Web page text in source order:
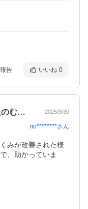
告 いいね 0
リピートです。程よい圧縮で、足のむくみ… 2025/9/30
rio********さん
みが改善された様
、助かっていま